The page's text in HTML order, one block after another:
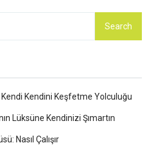
Kendini Keşfetme Yolculuğu
Lüksüne Kendinizi Şımartın
Nasıl Çalışır